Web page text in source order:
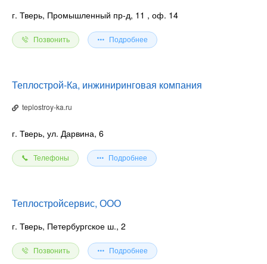
г. Тверь, Промышленный пр-д, 11 , оф. 14
Позвонить Подробнее
Теплострой-Ка, инжиниринговая компания
teplostroy-ka.ru
г. Тверь, ул. Дарвина, 6
Телефоны Подробнее
Теплостройсервис, ООО
г. Тверь, Петербургское ш., 2
Позвонить Подробнее